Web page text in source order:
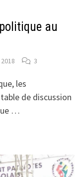
au
3
les
de discussion
…